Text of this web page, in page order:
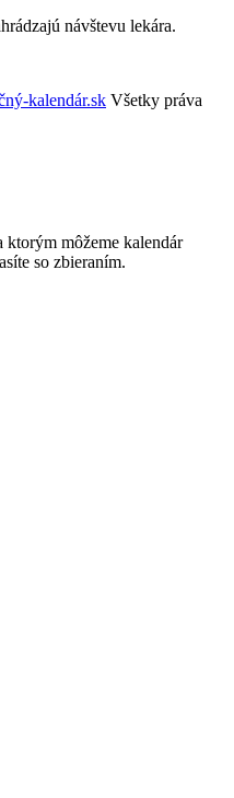
návštevu lekára.
kalendár.sk Všetky práva
ktorým môžeme kalendár
so zbieraním.